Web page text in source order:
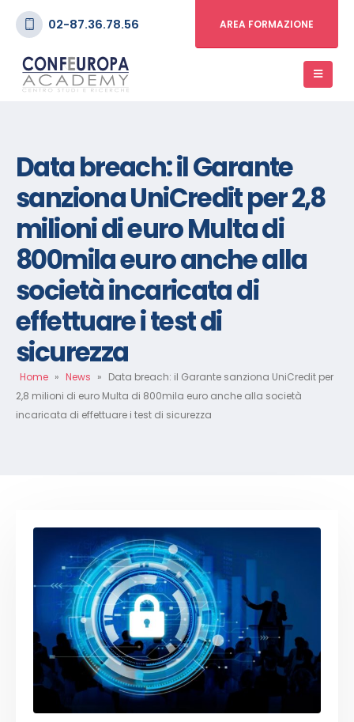
02-87.36.78.56 AREA FORMAZIONE
Data breach: il Garante
sanziona UniCredit per 2,8
milioni di euro Multa di
800mila euro anche alla
società incaricata di
effettuare i test di
sicurezza
Home » News » Data breach: il Garante sanziona UniCredit per
2,8 milioni di euro Multa di 800mila euro anche alla società
incaricata di effettuare i test di sicurezza